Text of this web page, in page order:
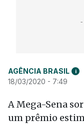
AGÊNCIA BRASIL i
18/03/2020 - 7:49
A Mega-Sena
um prêmio